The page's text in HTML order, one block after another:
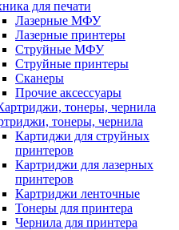
для печати
Лазерные МФУ
Лазерные принтеры
Струйные МФУ
Струйные принтеры
Сканеры
Прочие аксессуары
тонеры, чернила
Картиджи для струйных
принтеров
Картриджи для лазерных
принтеров
Картриджи ленточные
Тонеры для принтера
Чернила для принтера